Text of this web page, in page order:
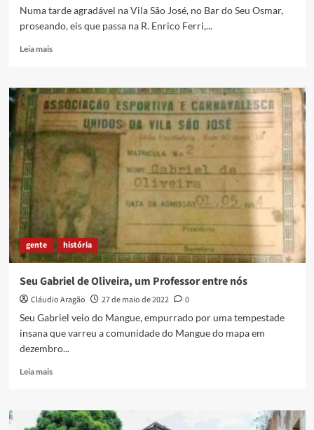
Numa tarde agradável na Vila São José, no Bar do Seu Osmar,
proseando, eis que passa na R. Enrico Ferri,...
Leia maisRead
Fiinho
gente história
Seu Gabriel de Oliveira, um Professor entre nós
Cláudio Aragão 27 de maio de 2022
0
Seu Gabriel veio do Mangue, empurrado por uma tempestade
insana que varreu a comunidade do Mangue do mapa em
dezembro...
Leia maisRead
Seu
Gabriel